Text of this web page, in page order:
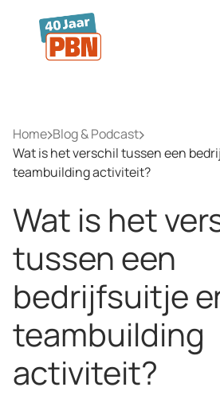
Ga naar hoofdinhoud
Home Blog & Podcast
Wat is het verschil tussen een
teambuilding activiteit?
Wat is het
tussen een
bedrijfsuitje
teambuilding
activiteit?